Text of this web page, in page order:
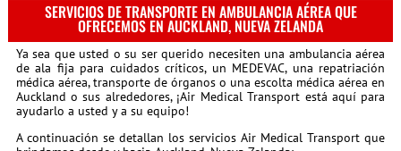
SERVICIOS DE TRANSPORTE EN AMBULANCIA AÉREA QUE
OFRECEMOS EN AUCKLAND, NUEVA ZELANDA
Ya sea que usted o su ser querido necesiten una ambulancia aérea
de ala fija para cuidados críticos, un MEDEVAC, una repatriación
médica aérea, transporte de órganos o una escolta médica aérea en
Auckland o sus alrededores, ¡Air Medical Transport está aquí para
ayudarlo a usted y a su equipo!
A continuación se detallan los servicios Air Medical Transport que